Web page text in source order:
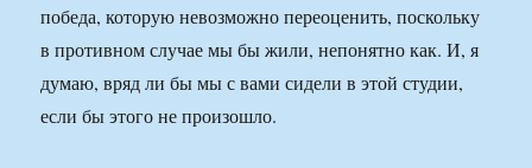
победа, которую невозможно переоценить, поскольку
в противном случае мы бы жили, непонятно как. И, я
думаю, вряд ли бы мы с вами сидели в этой студии,
если бы этого не произошло.